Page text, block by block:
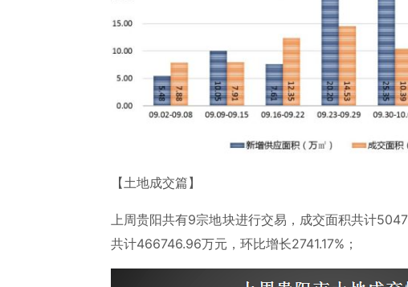
【土地成交篇】
上周贵阳共有9宗地块进行交易，成交面积共计
共计466746.96万元，环比增长2741.17%；